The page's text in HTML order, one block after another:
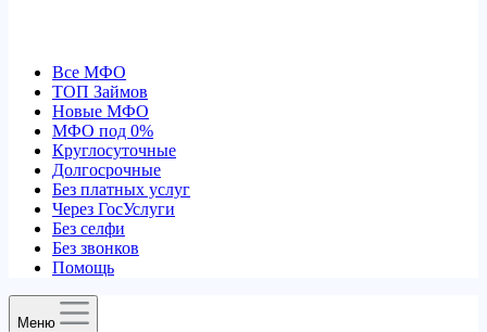
Все МФО
ТОП Займов
Новые МФО
МФО под 0%
Круглосуточные
Долгосрочные
Без платных услуг
Через ГосУслуги
Без селфи
Без звонков
Помощь
Меню